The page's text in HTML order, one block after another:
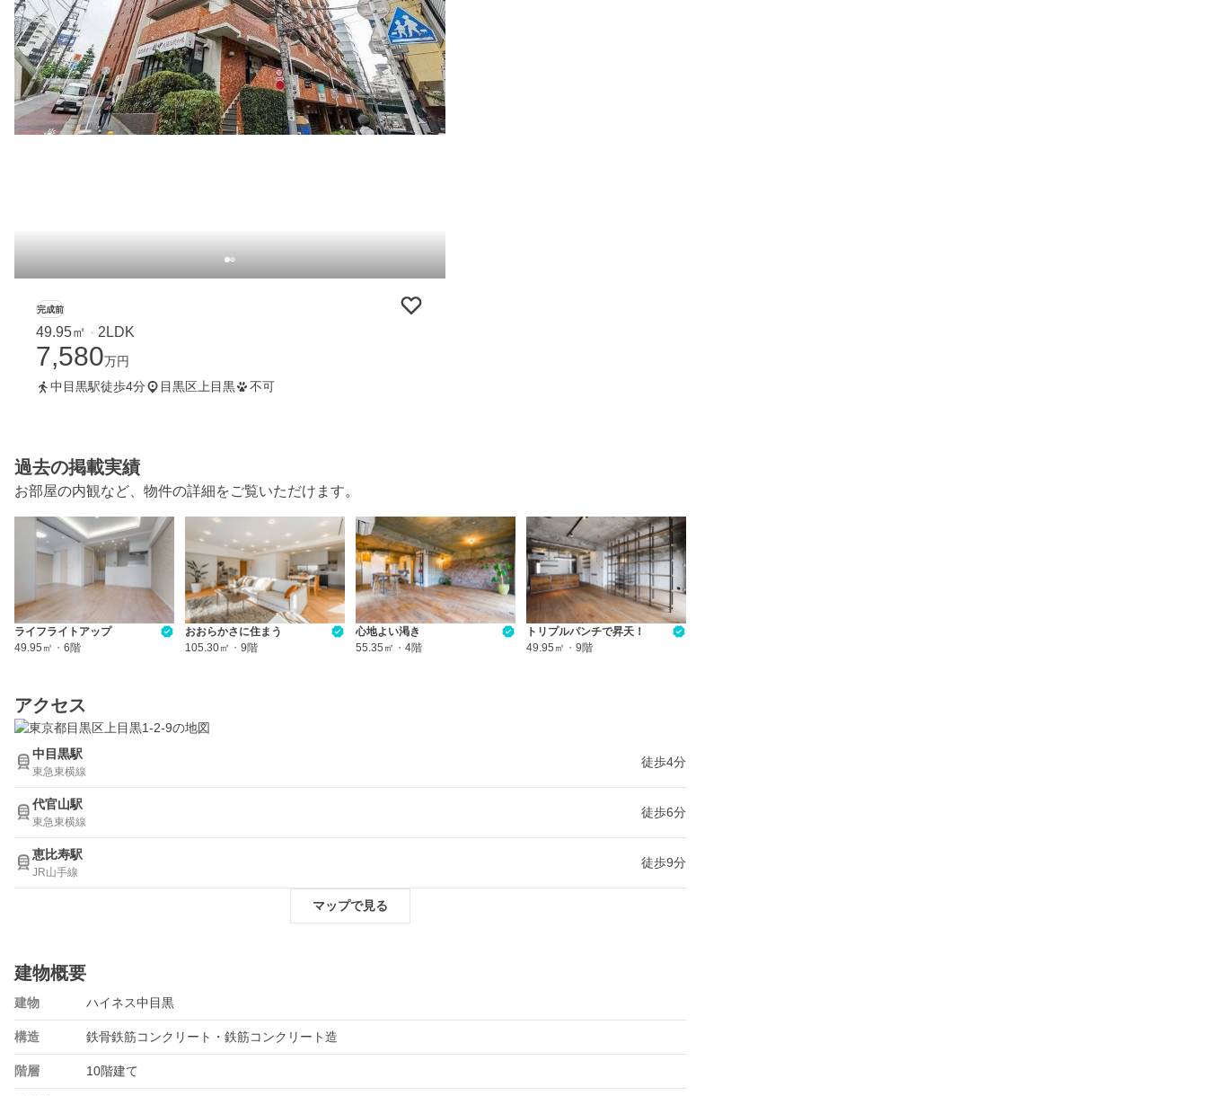
完成前
49.95㎡ ・ 2LDK
7,580万円
中目黒駅徒歩4分
目黒区上目黒 不可
過去の掲載実績
お部屋の内観など、物件の詳細をご覧いただけます。
ライフライトアップ
49.95㎡ ・ 6階
おおらかさに住まう
105.30㎡ ・ 9階
心地よい渇き
55.35㎡ ・ 4階
トリプルパンチで昇天！
49.95㎡ ・ 9階
アクセス
中目黒駅
東急東横線
徒歩4分
代官山駅
東急東横線
徒歩6分
恵比寿駅
JR山手線
徒歩9分
マップで見る
建物概要
建物 ハイネス中目黒
構造 鉄骨鉄筋コンクリート・鉄筋コンクリート造
階層 10階建て